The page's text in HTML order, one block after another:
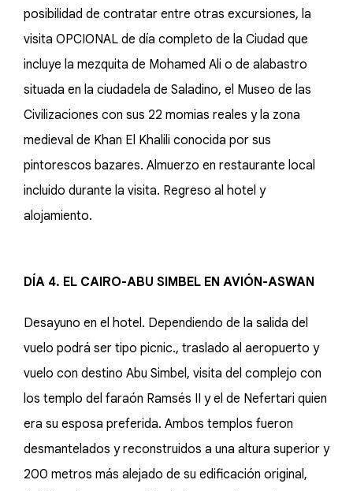
posibilidad de contratar entre otras excursiones, la
visita OPCIONAL de día completo de la Ciudad que
incluye la mezquita de Mohamed Ali o de alabastro
situada en la ciudadela de Saladino, el Museo de las
Civilizaciones con sus 22 momias reales y la zona
medieval de Khan El Khalili conocida por sus
pintorescos bazares. Almuerzo en restaurante local
incluido durante la visita. Regreso al hotel y
alojamiento.
DÍA 4. EL CAIRO-ABU SIMBEL EN AVIÓN-ASWAN
Desayuno en el hotel. Dependiendo de la salida del
vuelo podrá ser tipo picnic., traslado al aeropuerto y
vuelo con destino Abu Simbel, visita del complejo con
los templo del faraón Ramsés II y el de Nefertari quien
era su esposa preferida. Ambos templos fueron
desmantelados y reconstruidos a una altura superior y
200 metros más alejado de su edificación original,